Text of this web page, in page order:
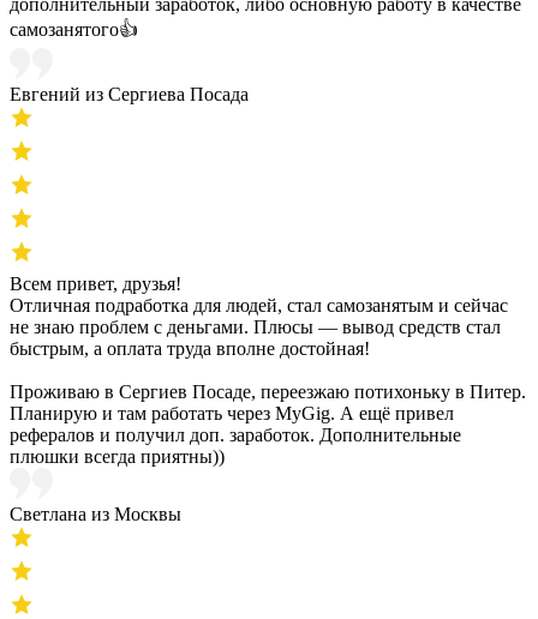
дополнительный заработок, либо основную работу в качестве
самозанятого👍
Евгений из Сергиева Посада
Всем привет, друзья!
Отличная подработка для людей, стал самозанятым и сейчас
не знаю проблем с деньгами. Плюсы — вывод средств стал
быстрым, а оплата труда вполне достойная!
Проживаю в Сергиев Посаде, переезжаю потихоньку в Питер.
Планирую и там работать через MyGig. А ещё привел
рефералов и получил доп. заработок. Дополнительные
плюшки всегда приятны))
Светлана из Москвы